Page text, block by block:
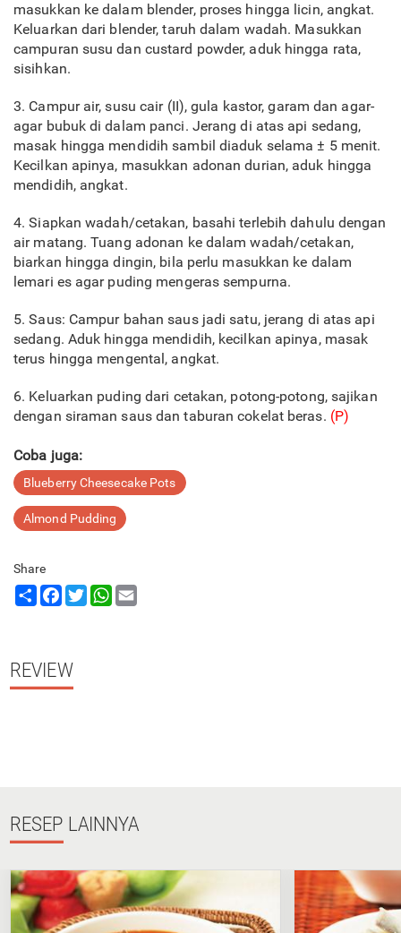
masukkan ke dalam blender, proses hingga licin, angkat.
Keluarkan dari blender, taruh dalam wadah. Masukkan
campuran susu dan custard powder, aduk hingga rata,
sisihkan.
3. Campur air, susu cair (II), gula kastor, garam dan agar-
agar bubuk di dalam panci. Jerang di atas api sedang,
masak hingga mendidih sambil diaduk selama ± 5 menit.
Kecilkan apinya, masukkan adonan durian, aduk hingga
mendidih, angkat.
4. Siapkan wadah/cetakan, basahi terlebih dahulu dengan
air matang. Tuang adonan ke dalam wadah/cetakan,
biarkan hingga dingin, bila perlu masukkan ke dalam
lemari es agar puding mengeras sempurna.
5. Saus: Campur bahan saus jadi satu, jerang di atas api
sedang. Aduk hingga mendidih, kecilkan apinya, masak
terus hingga mengental, angkat.
6. Keluarkan puding dari cetakan, potong-potong, sajikan
dengan siraman saus dan taburan cokelat beras. (P)
Coba juga:
Blueberry Cheesecake Pots
Almond Pudding
Share
ShareFacebook
TwitterWhatsApp
REVIEW
RESEP LAINNYA